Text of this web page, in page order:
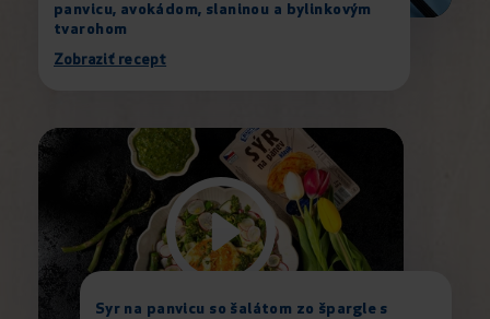
panvicu, avokádom, slaninou a bylinkovým
tvarohom
Zobraziť recept
Syr na panvicu so šalátom zo špargle s